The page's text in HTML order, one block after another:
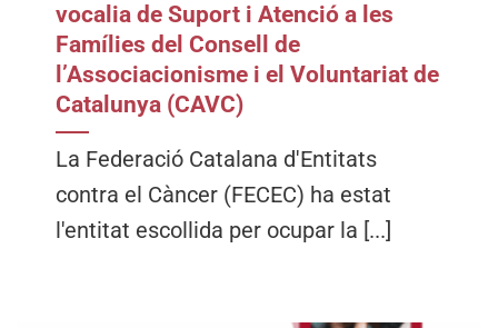
vocalia de Suport i Atenció a les
Famílies del Consell de
l’Associacionisme i el Voluntariat de
Catalunya (CAVC)
La Federació Catalana d'Entitats
contra el Càncer (FECEC) ha estat
l'entitat escollida per ocupar la [...]